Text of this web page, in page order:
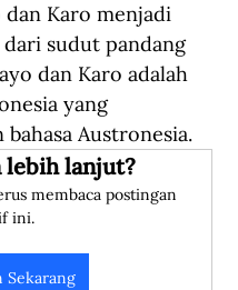
dan Karo menjadi
dari sudut pandang
dan Karo adalah
yang
Austronesia.
lebih lanjut?
membaca postingan
ini.
Sekarang